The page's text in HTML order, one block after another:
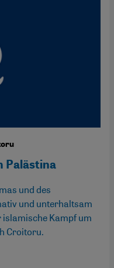
Palästina
und des
und unterhaltsam
islamische Kampf um
Croitoru.